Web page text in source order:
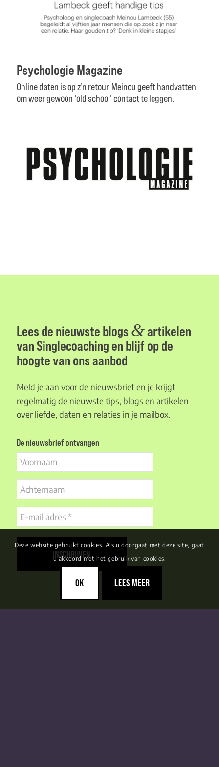
Psychologie Magazine
Online daten is op z’n retour. Meinou geeft handvatten
om weer gewoon ‘old school’ contact te leggen.
Lees de nieuwste blogs &artikelen
van Singlecoaching en blijf op de
hoogte van ons aanbod
Meld je aan voor de nieuwsbrief en je krijgt
regelmatig de nieuwste tips, blogs en artikelen
over liefde, daten en relaties in je mailbox.
De nieuwsbrief ontvangen
Voornaam
Achternaam
E-
mail
adres
Deze website gebruikt cookies. Als u doorgaat met deze site, gaat
u akkoord met het gebruik van cookies.
OK LEES MEER